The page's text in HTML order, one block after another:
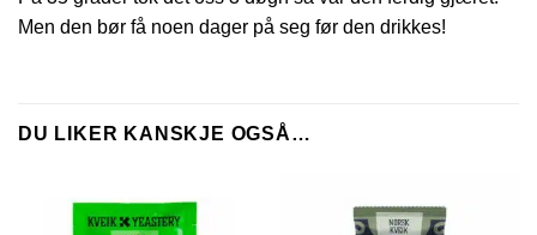
Men den bør få noen dager på seg før den drikkes!
DU LIKER KANSKJE OGSÅ…